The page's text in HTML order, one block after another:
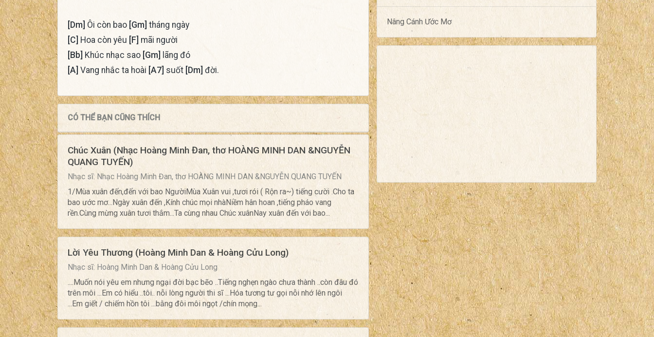
[Dm] Ôi còn bao [Gm] tháng ngày
[C] Hoa còn yêu [F] mãi người
[Bb] Khúc nhạc sao [Gm]
lãng đó
[A] Vang nhắc ta hoài [A7] suốt [Dm] đời.
CÓ THỂ BẠN CŨNG THÍCH
Chúc Xuân (Nhạc Hoàng Minh Đan, thơ HOÀNG MINH DAN &NGUYỄN
QUANG TUYẾN)
Nhạc sĩ: Nhạc Hoàng Minh Đan, thơ HOÀNG MINH DAN &NGUYỄN QUANG TUYẾN
1/Mùa xuân đến,đến với bao NgườiMùa Xuân vui ,tươi rói ( Rộn ra~) tiếng cười .Cho ta
bao ước mơ...Ngày xuân đến ,Kính chúc mọi nhàNiềm hân hoan ,tiếng pháo vang
rền.Cùng mừng xuân tươi thắm...Ta cùng nhau Chúc xuânNay xuân đến với bao...
Lời Yêu Thương (Hoàng Minh Dan & Hoàng Cửu Long)
Nhạc sĩ: Hoàng Minh Dan & Hoàng Cửu Long
....Muốn nói yêu em nhưng ngại đời bạc bẽo ..Tiếng nghẹn ngào chưa thành ..còn đâu đó
trên môi ...Em có hiểu ..tôi.. nỗi lòng người thi sĩ ...Hóa tương tư gọi nỗi nhớ lên ngôi
...Em giết / chiếm hồn tôi ...bằng đôi môi ngọt /chín mọng...
Nâng Cánh Ước Mơ